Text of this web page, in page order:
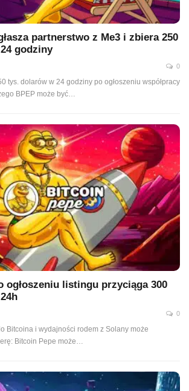
partnerstwo z Me3 i zbiera 250
godziny
0
tys. dolarów w 24 godziny po ogłoszeniu współpracy
BPEP może być…
ogłoszeniu listingu przyciąga 300
0
Bitcoina i wydajności rodem z Solany może
Bitcoin Pepe może…